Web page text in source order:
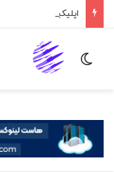
اپلیکیشن پیام‌رسان
تغییر پوسته